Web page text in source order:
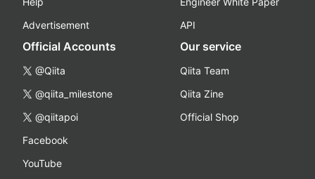
Advertisement
API
Official Accounts
@Qiita
@qiita_milestone
@qiitapoi
Facebook
YouTube
Our service
Qiita Team
Qiita Zine
Official Shop